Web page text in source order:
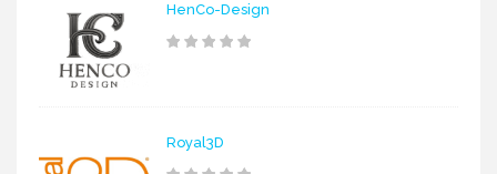
HenCo-Design
Royal3D